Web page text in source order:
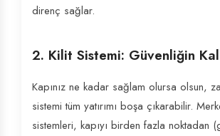
direnç sağlar.
2. Kilit Sistemi: Güvenliğin
Kapınız ne kadar sağlam olursa olsun,
sistemi tüm yatırımı boşa çıkarabilir.
sistemleri, kapıyı birden fazla noktadan